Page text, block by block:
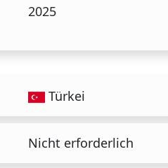
2025
Türkei
Nicht erforderlich